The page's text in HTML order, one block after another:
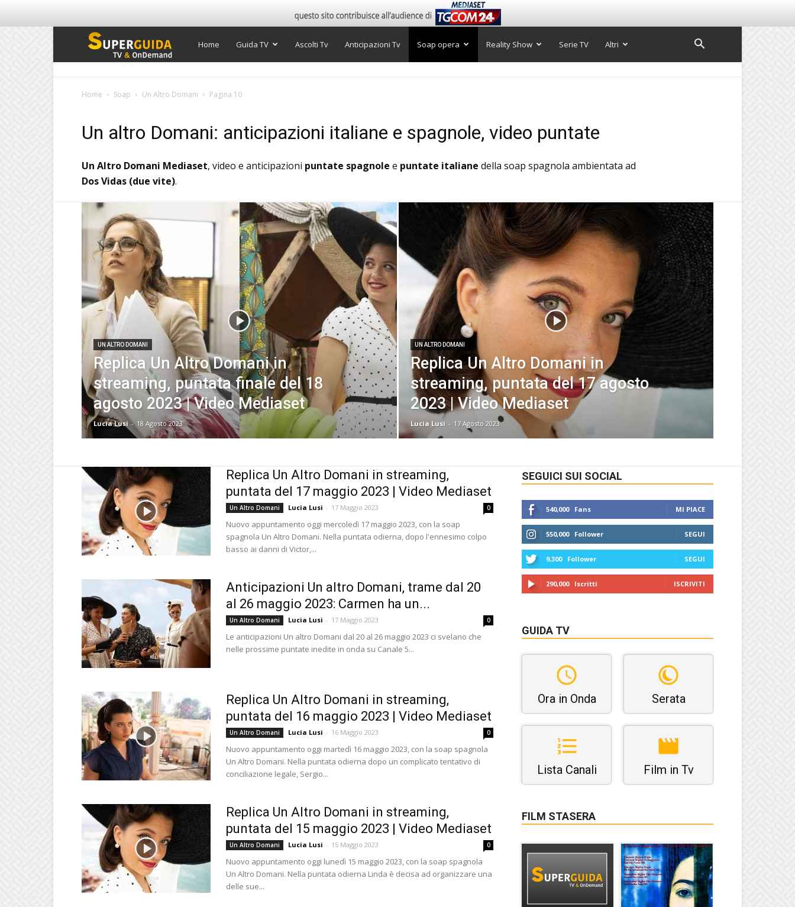
Super
Home Guida TV Ascolti Tv Anticipazioni Tv Soap opera Reality Show Serie TV Altri
Home Soap Un Altro Domani Pagina 10
Un altro Domani: anticipazioni italiane e spagnole, video puntate
Un Altro Domani Mediaset, video e anticipazioni puntate spagnole e puntate italiane della soap spagnola ambientata ad
Dos Vidas (due vite).
UN ALTRO DOMANI
Replica Un Altro Domani in
streaming, puntata finale del 18
agosto 2023 | Video Mediaset
Lucia Lusi - 18 Agosto 2023
UN ALTRO DOMANI
Replica Un Altro Domani in
streaming, puntata del 17 agosto
2023 | Video Mediaset
Lucia Lusi - 17 Agosto 2023
Replica Un Altro Domani in streaming,
puntata del 17 maggio 2023 | Video Mediaset
Un Altro Domani Lucia Lusi - 17 Maggio 2023 0
Nuovo appuntamento oggi mercoledì 17 maggio 2023, con la soap
spagnola Un Altro Domani. Nella puntata odierna, dopo l'ennesimo colpo
basso ai danni di Victor,...
Anticipazioni Un altro Domani, trame dal 20
al 26 maggio 2023: Carmen ha un...
Un Altro Domani Lucia Lusi - 17 Maggio 2023 0
Le anticipazioni Un altro Domani dal 20 al 26 maggio 2023 ci svelano che
nelle prossime puntate inedite in onda su Canale 5...
Replica Un Altro Domani in streaming,
puntata del 16 maggio 2023 | Video Mediaset
Un Altro Domani Lucia Lusi - 16 Maggio 2023 0
Nuovo appuntamento oggi martedì 16 maggio 2023, con la soap spagnola
Un Altro Domani. Nella puntata odierna dopo un complicato tentativo di
conciliazione legale, Sergio...
Replica Un Altro Domani in streaming,
puntata del 15 maggio 2023 | Video Mediaset
Un Altro Domani Lucia Lusi - 15 Maggio 2023 0
Nuovo appuntamento oggi lunedì 15 maggio 2023, con la soap spagnola
Un Altro Domani. Nella puntata odierna Linda è decisa ad organizzare una
delle sue...
SEGUICI SUI SOCIAL
540,000 Fans MI PIACE
550,000 Follower SEGUI
9,300 Follower SEGUI
290,000 Iscritti ISCRIVITI
GUIDA TV
Ora in Onda Serata
Lista Canali Film in Tv
FILM STASERA